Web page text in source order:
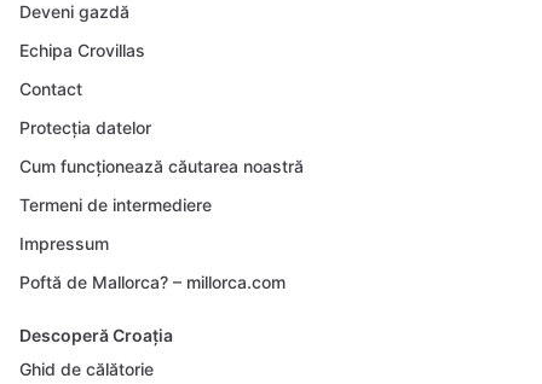
Deveni gazdă
Echipa Crovillas
Contact
Protecția datelor
Cum funcționează căutarea noastră
Termeni de intermediere
Impressum
Poftă de Mallorca? – millorca.com
Descoperă Croația
Ghid de călătorie